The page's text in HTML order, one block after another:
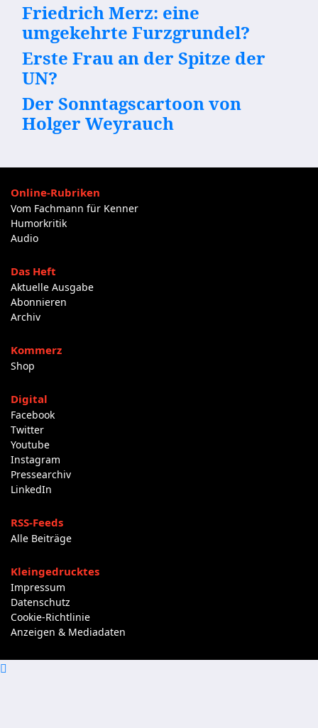
Friedrich Merz: eine
umgekehrte Furzgrundel?
Erste Frau an der Spitze der
UN?
Der Sonntagscartoon von
Holger Weyrauch
Online-Rubriken
Vom Fachmann für Kenner
Humorkritik
Audio
Das Heft
Aktuelle Ausgabe
Abonnieren
Archiv
Kommerz
Shop
Digital
Facebook
Twitter
Youtube
Instagram
Pressearchiv
LinkedIn
RSS-Feeds
Alle Beiträge
Kleingedrucktes
Impressum
Datenschutz
Cookie-Richtlinie
Anzeigen & Mediadaten